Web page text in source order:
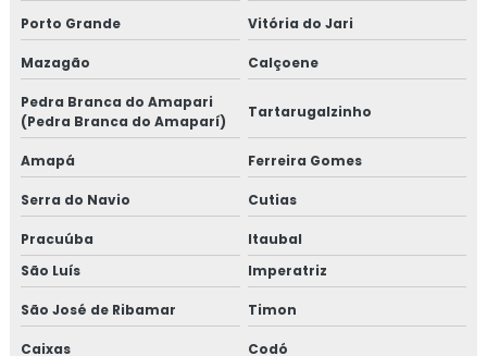
Porto Grande Vitória do Jari
Mazagão Calçoene
Pedra Branca do Amapari
(Pedra Branca do Amaparí)
Tartarugalzinho
Amapá Ferreira Gomes
Serra do Navio Cutias
Pracuúba
Itaubal
São Luís
Imperatriz
São José de Ribamar Timon
Caixas Codó